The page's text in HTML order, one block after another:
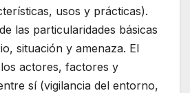
usos y prácticas).
las particularidades básicas
situación y amenaza. El
actores, factores y
sí (vigilancia del entorno,